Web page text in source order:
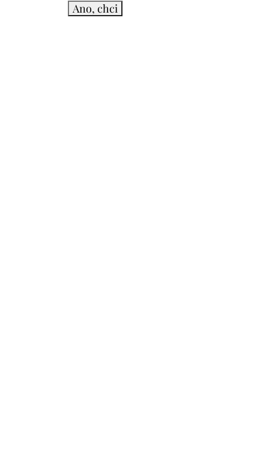
Ano, chci